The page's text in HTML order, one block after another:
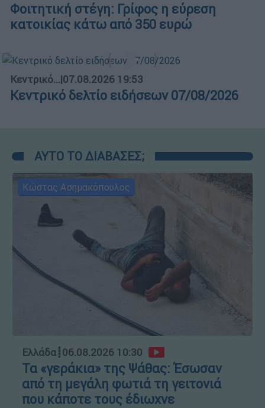
Φοιτητική στέγη: Γρίφος η εύρεση
κατοικίας κάτω από 350 ευρώ
Κεντρικό...|07.08.2026 19:53
Κεντρικό δελτίο ειδήσεων 07/08/2026
ΑΥΤΟ ΤΟ ΔΙΑΒΑΣΕΣ;
Κώστας Ασημακόπουλος
Ελλάδα┋06.08.2026 10:30
Τα «γεράκια» της Ψάθας: Έσωσαν
από τη μεγάλη φωτιά τη γειτονιά
που κάποτε τους έδιωχνε